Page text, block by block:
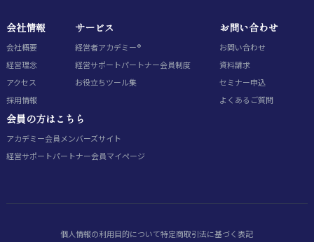
会社情報
会社概要
経営理念
アクセス
採用情報
サービス
経営者アカデミー®
経営サポートパートナー会員制度
お役立ちツール集
お問い合わせ
お問い合わせ
資料請求
セミナー申込
よくあるご質問
会員の方はこちら
アカデミー会員メンバーズサイト
経営サポートパートナー会員マイページ
個人情報の利用目的について特定商取引法に基づく表記